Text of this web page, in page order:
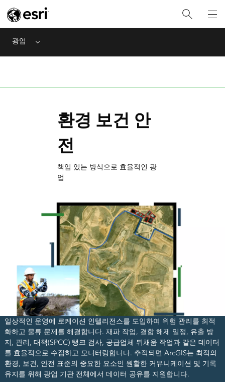
광업 Menu
환경 보건 안
전
책임 있는 방식으로 효율적인 광
업
일상적인 운영에 로케이션 인텔리전스를 도입하여 위험 관리를 최적
화하고 물류 문제를 해결합니다. 재파 작업, 결합 해제 일정, 유출 방
지, 관리, 대책(SPCC) 탱크 검사, 공급업체 뒤채움 작업과 같은 데이터
를 효율적으로 수집하고 모니터링합니다. 추적되면 ArcGIS는 최적의
환경, 보건, 안전 표준의 중요한 요소인 원활한 커뮤니케이션 및 기록
유지를 위해 광업 기관 전체에서 데이터 공유를 지원합니다.